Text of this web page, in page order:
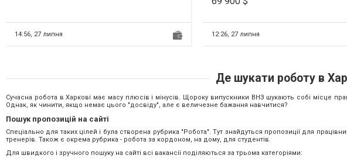
14:56, 27 липня
Алексеевка, пр...
12:26, 27 липня
Де шукати роботу в
Сучасна робота в Харкові має масу плюсів і мінусів. Щороку випускники ВНЗ шукають собі місце
Однак, як чинити, якщо немає цього "досвіду", але є величезне бажання навчитися?
Пошук пропозицій на сайті
Спеціально для таких цілей і була створена рубрика "Робота". Тут знайдуться пропозиції для
тренерів. Також є окрема рубрика - робота за кордоном, на дому, для студентів.
Для швидкого і зручного пошуку на сайті всі вакансії поділяються за трьома категоріями: